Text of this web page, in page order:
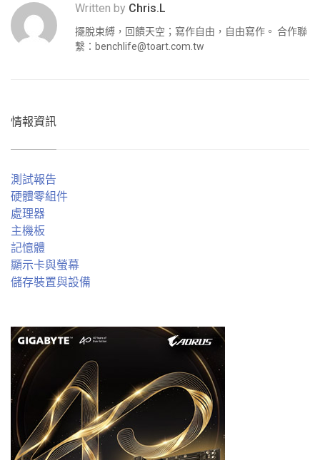
Written by Chris.L
擺脫束縛，回饋天空；寫作自由，自由寫作。 合作聯
繫： benchlife@toart.com.tw
情報資訊
測試報告
硬體零組件
處理器
主機板
記憶體
顯示卡與螢幕
儲存裝置與設備